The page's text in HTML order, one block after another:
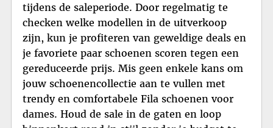
tijdens de saleperiode. Door regelmatig te
checken welke modellen in de uitverkoop
zijn, kun je profiteren van geweldige deals en
je favoriete paar schoenen scoren tegen een
gereduceerde prijs. Mis geen enkele kans om
jouw schoenencollectie aan te vullen met
trendy en comfortabele Fila schoenen voor
dames. Houd de sale in de gaten en loop